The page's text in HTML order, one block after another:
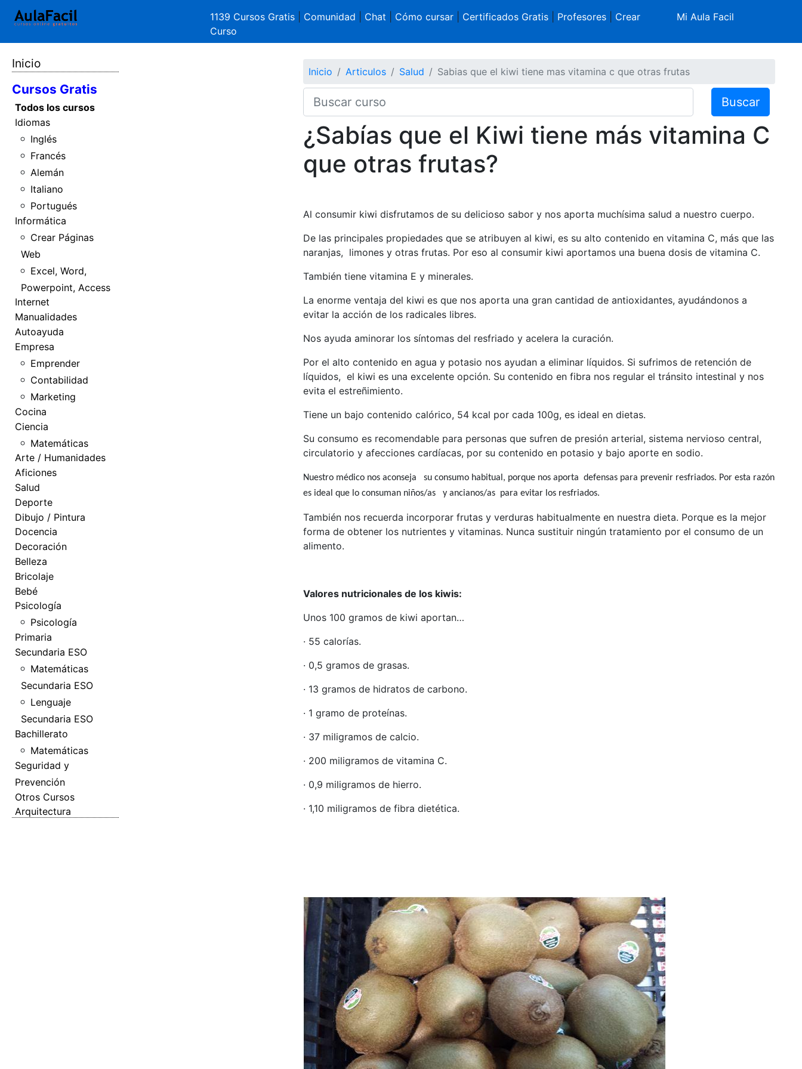
1139 Cursos Gratis Comunidad Chat Cómo cursar| Certificados Gratis| Profesores| Crear
Curso
Mi Aula Facil
Inicio
Cursos Gratis
Todos los cursos
Idiomas
Inglés
Francés
Alemán
Italiano
Portugués
Informática
Crear Páginas
Web
Excel, Word,
Powerpoint, Access
Internet
Manualidades
Autoayuda
Empresa
Emprender
Contabilidad
Marketing
Cocina
Ciencia
Matemáticas
Arte / Humanidades
Aficiones
Salud
Deporte
Dibujo / Pintura
Docencia
Decoración
Belleza
Bricolaje
Bebé
Psicología
Psicología
Primaria
Secundaria ESO
Matemáticas
Secundaria ESO
Lenguaje
Secundaria ESO
Bachillerato
Matemáticas
Seguridad y
Prevención
Otros Cursos
Arquitectura
Inicio Articulos Salud Sabias que el kiwi tiene mas vitamina c que otras frutas
Buscar
¿Sabías que el Kiwi tiene más vitamina C
que otras frutas?
Al consumir kiwi disfrutamos de su delicioso sabor y nos aporta muchísima salud a nuestro cuerpo.
De las principales propiedades que se atribuyen al kiwi, es su alto contenido en vitamina C, más que las
naranjas, limones y otras frutas. Por eso al consumir kiwi aportamos una buena dosis de vitamina C.
También tiene vitamina E y minerales.
La enorme ventaja del kiwi es que nos aporta una gran cantidad de antioxidantes, ayudándonos a
evitar la acción de los radicales libres.
Nos ayuda aminorar los síntomas del resfriado y acelera la curación.
Por el alto contenido en agua y potasio nos ayudan a eliminar líquidos. Si sufrimos de retención de
líquidos, el kiwi es una excelente opción. Su contenido en fibra nos regular el tránsito intestinal y nos
evita el estreñimiento.
Tiene un bajo contenido calórico, 54 kcal por cada 100g, es ideal en dietas.
Su consumo es recomendable para personas que sufren de presión arterial, sistema nervioso central,
circulatorio y afecciones cardíacas, por su contenido en potasio y bajo aporte en sodio.
Nuestro médico nos aconseja su consumo habitual, porque nos aporta defensas para prevenir resfriados. Por esta razón
es ideal que lo consuman niños/as y ancianos/as para evitar los resfriados.
También nos recuerda incorporar frutas y verduras habitualmente en nuestra dieta. Porque es la mejor
forma de obtener los nutrientes y vitaminas. Nunca sustituir ningún tratamiento por el consumo de un
alimento.
Valores nutricionales de los kiwis:
Unos 100 gramos de kiwi aportan…
· 55 calorías.
· 0,5 gramos de grasas.
· 13 gramos de hidratos de carbono.
· 1 gramo de proteínas.
· 37 miligramos de calcio.
· 200 miligramos de vitamina C.
· 0,9 miligramos de hierro.
· 1,10 miligramos de fibra dietética.